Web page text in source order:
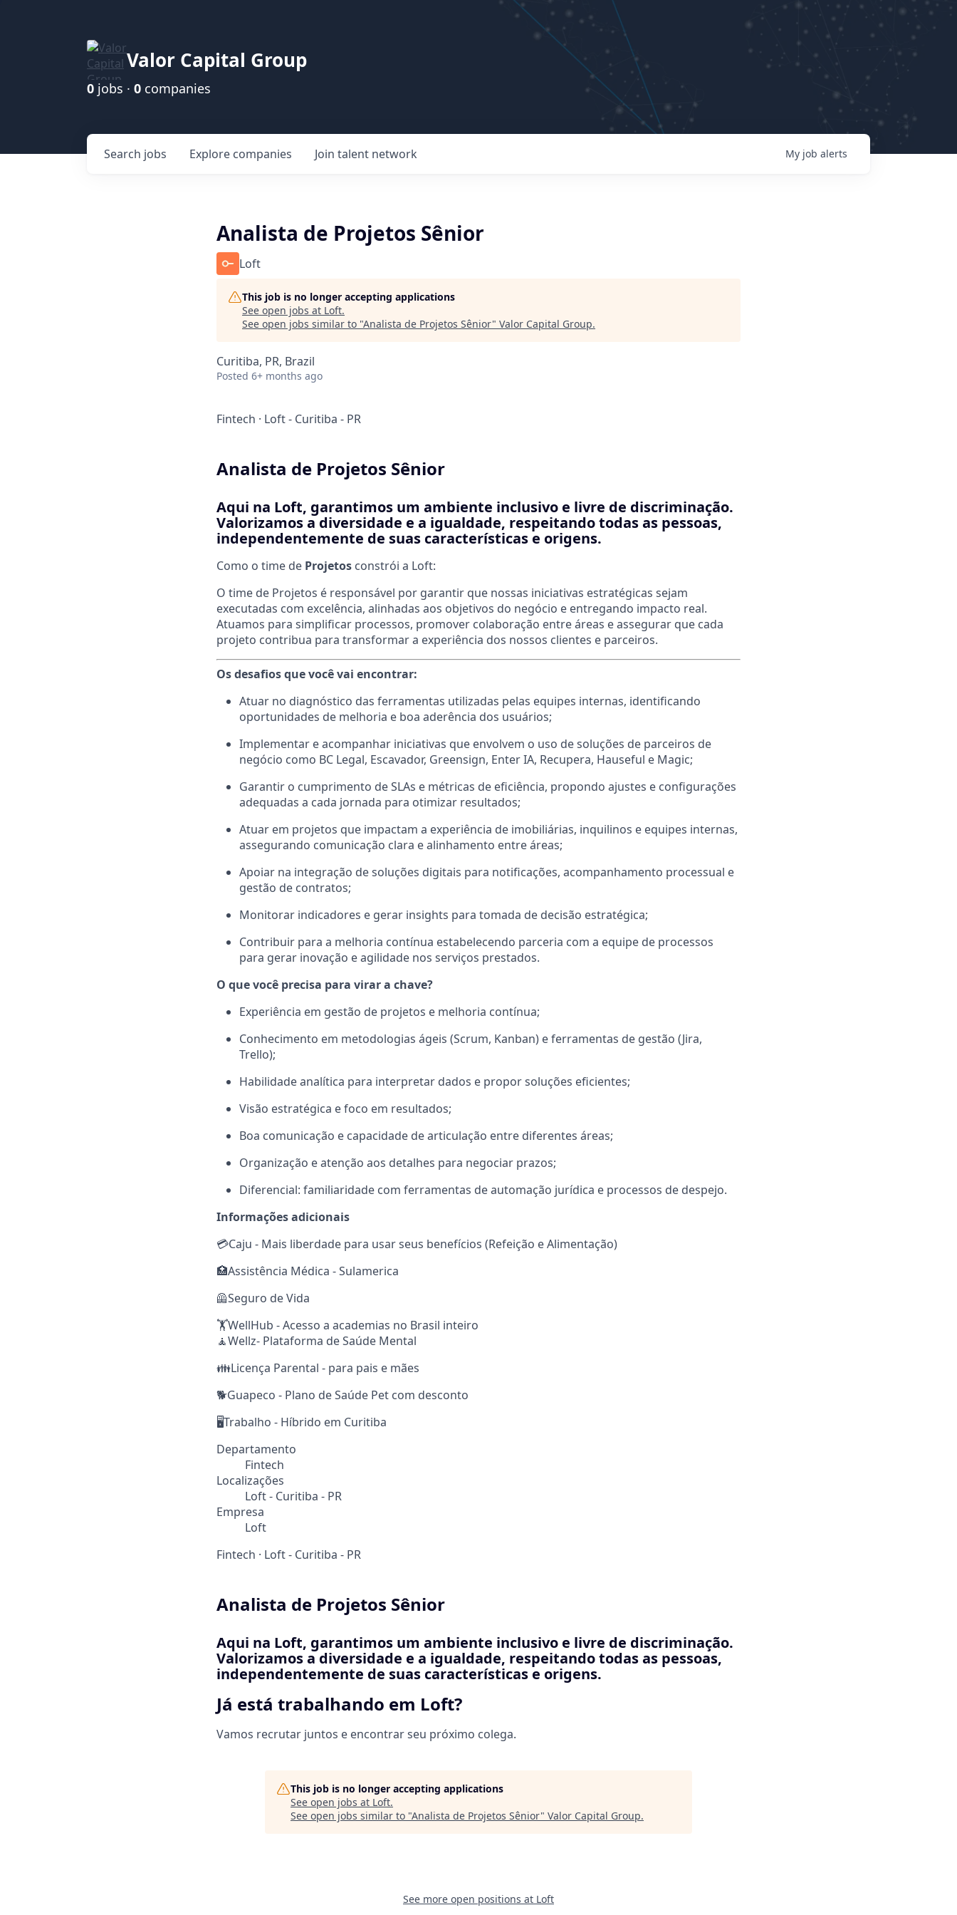
Valor Capital Group
0 jobs · 0 companies
Search jobs Explore companies Join talent network My job alerts
Analista de Projetos Sênior
Loft
This job is no longer accepting applications
See open jobs at Loft.
See open jobs similar to "Analista de Projetos Sênior" Valor Capital Group.
Curitiba, PR, Brazil
Posted 6+ months ago
Fintech · Loft - Curitiba - PR
Analista de Projetos Sênior
Aqui na Loft, garantimos um ambiente inclusivo e livre de discriminação.
Valorizamos a diversidade e a igualdade, respeitando todas as pessoas,
independentemente de suas características e origens.
Como o time de Projetos constrói a Loft:
O time de Projetos é responsável por garantir que nossas iniciativas estratégicas sejam
executadas com excelência, alinhadas aos objetivos do negócio e entregando impacto real.
Atuamos para simplificar processos, promover colaboração entre áreas e assegurar que cada
projeto contribua para transformar a experiência dos nossos clientes e parceiros.
Os desafios que você vai encontrar:
Atuar no diagnóstico das ferramentas utilizadas pelas equipes internas, identificando
oportunidades de melhoria e boa aderência dos usuários;
Implementar e acompanhar iniciativas que envolvem o uso de soluções de parceiros de
negócio como BC Legal, Escavador, Greensign, Enter IA, Recupera, Hauseful e Magic;
Garantir o cumprimento de SLAs e métricas de eficiência, propondo ajustes e configurações
adequadas a cada jornada para otimizar resultados;
Atuar em projetos que impactam a experiência de imobiliárias, inquilinos e equipes internas,
assegurando comunicação clara e alinhamento entre áreas;
Apoiar na integração de soluções digitais para notificações, acompanhamento processual e
gestão de contratos;
Monitorar indicadores e gerar insights para tomada de decisão estratégica;
Contribuir para a melhoria contínua estabelecendo parceria com a equipe de processos
para gerar inovação e agilidade nos serviços prestados.
O que você precisa para virar a chave?
Experiência em gestão de projetos e melhoria contínua;
Conhecimento em metodologias ágeis (Scrum, Kanban) e ferramentas de gestão (Jira,
Trello);
Habilidade analítica para interpretar dados e propor soluções eficientes;
Visão estratégica e foco em resultados;
Boa comunicação e capacidade de articulação entre diferentes áreas;
Organização e atenção aos detalhes para negociar prazos;
Diferencial: familiaridade com ferramentas de automação jurídica e processos de despejo.
Informações adicionais
💳Caju - Mais liberdade para usar seus benefícios (Refeição e Alimentação)
🏥Assistência Médica - Sulamerica
🦺Seguro de Vida
🏋️WellHub - Acesso a academias no Brasil inteiro
🧘Wellz- Plataforma de Saúde Mental
👪Licença Parental - para pais e mães
🐕Guapeco - Plano de Saúde Pet com desconto
🖥️Trabalho - Híbrido em Curitiba
Departamento
Fintech
Localizações
Loft - Curitiba - PR
Empresa
Loft
Fintech · Loft - Curitiba - PR
Analista de Projetos Sênior
Aqui na Loft, garantimos um ambiente inclusivo e livre de discriminação.
Valorizamos a diversidade e a igualdade, respeitando todas as pessoas,
independentemente de suas características e origens.
Já está trabalhando em Loft?
Vamos recrutar juntos e encontrar seu próximo colega.
This job is no longer accepting applications
See open jobs at Loft.
See open jobs similar to "Analista de Projetos Sênior" Valor Capital Group.
See more open positions at Loft